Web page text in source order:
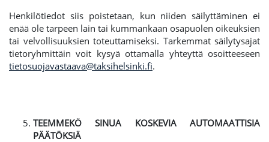
Henkilötiedot siis poistetaan, kun niiden säilyttäminen ei
enää ole tarpeen lain tai kummankaan osapuolen oikeuksien
tai velvollisuuksien toteuttamiseksi. Tarkemmat säilytysajat
tietoryhmittäin voit kysyä ottamalla yhteyttä osoitteeseen
tietosuojavastaava@taksihelsinki.fi.
TEEMMEKÖ SINUA KOSKEVIA AUTOMAATTISIA
PÄÄTÖKSIÄ